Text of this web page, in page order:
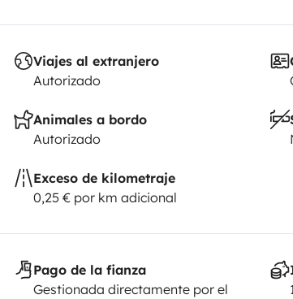
Viajes al extranjero
Autorizado
Animales a bordo
Autorizado
Exceso de kilometraje
0,25 € por km adicional
Pago de la fianza
Gestionada directamente por el